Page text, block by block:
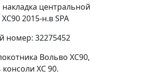
центральной
2015-н.в SPA
номер: 32275452
Вольво ХС90,
консоли ХС 90.